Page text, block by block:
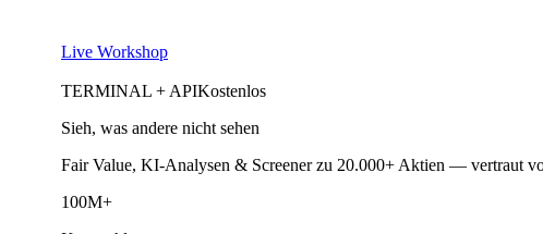
Live Workshop
TERMINAL + APIKostenlos
Sieh, was andere nicht sehen
Fair Value, KI-Analysen & Screener zu 20.000+ Aktien — vertraut
100M+